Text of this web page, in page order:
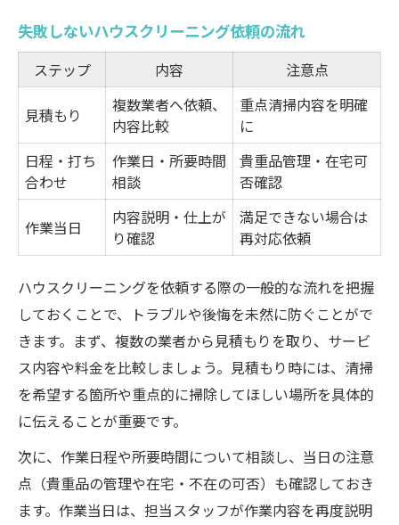
失敗しないハウスクリーニング依頼の流れ
ステップ 内容 注意点
見積もり
複数業者へ依頼、
内容比較
重点清掃内容を明確
に
日程・打ち
合わせ
作業日・所要時間
相談
貴重品管理・在宅可
否確認
作業当日
内容説明・仕上が
り確認
満足できない場合は
再対応依頼
ハウスクリーニングを依頼する際の一般的な流れを把握
しておくことで、トラブルや後悔を未然に防ぐことがで
きます。まず、複数の業者から見積もりを取り、サービ
ス内容や料金を比較しましょう。見積もり時には、清掃
を希望する箇所や重点的に掃除してほしい場所を具体的
に伝えることが重要です。
次に、作業日程や所要時間について相談し、当日の注意
点（貴重品の管理や在宅・不在の可否）も確認しておき
ます。作業当日は、担当スタッフが作業内容を再度説明